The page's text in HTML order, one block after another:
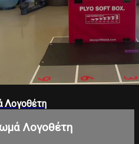
Λογοθέτη
Λογοθέτη